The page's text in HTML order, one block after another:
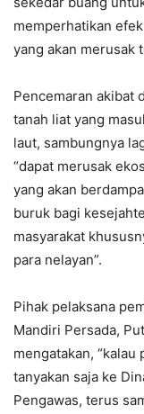
memperhatikan
yang akan merusak
Pencemaran akibat
tanah liat yang
laut, sambungnya
“dapat merusak
yang akan
buruk bagi
masyarakat
para nelayan”.
Pihak pelaksana
Mandiri Persada,
mengatakan,
tanyakan saja ke
Pengawas, terus